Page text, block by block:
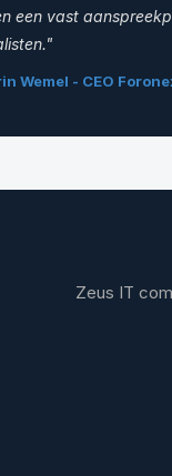
een vast
Wemel - CEO
Zeus IT